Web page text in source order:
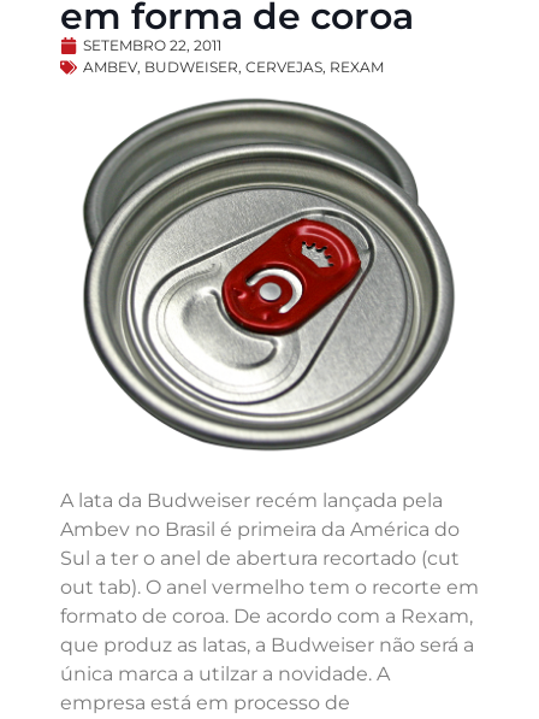
em forma de coroa
SETEMBRO 22, 2011
AMBEV, BUDWEISER, CERVEJAS, REXAM
A lata da Budweiser recém lançada pela
Ambev no Brasil é primeira da América do
Sul a ter o anel de abertura recortado (cut
out tab). O anel vermelho tem o recorte em
formato de coroa. De acordo com a Rexam,
que produz as latas, a Budweiser não será a
única marca a utilzar a novidade. A
empresa está em processo de